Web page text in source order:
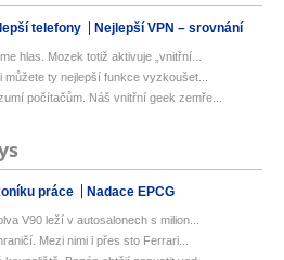
telefony Nejlepší VPN – srovnání
hlas. Mozek totiž aktivuje „vnitřní...
ty nejlepší funkce vyzkoušet...
počítačům. Náš vnitřní geek zemře...
práce Nadace EPCG
V90 leží v autosalonech s milion...
Mezi nimi i přes sto Ferrari...